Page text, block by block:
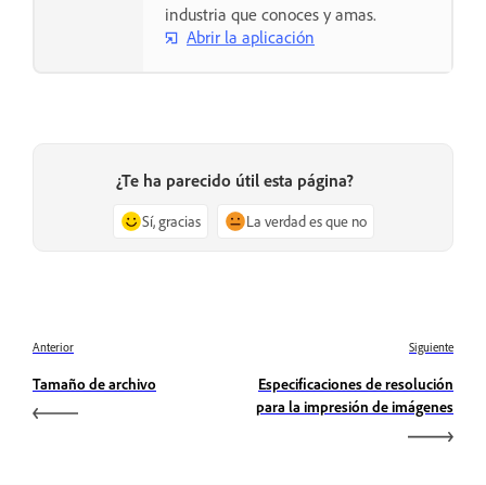
industria que conoces y amas.
Abrir la aplicación
¿Te ha parecido útil esta página?
Sí, gracias La verdad es que no
Anterior
Tamaño de archivo
Siguiente
Especificaciones de resolución
para la impresión de imágenes